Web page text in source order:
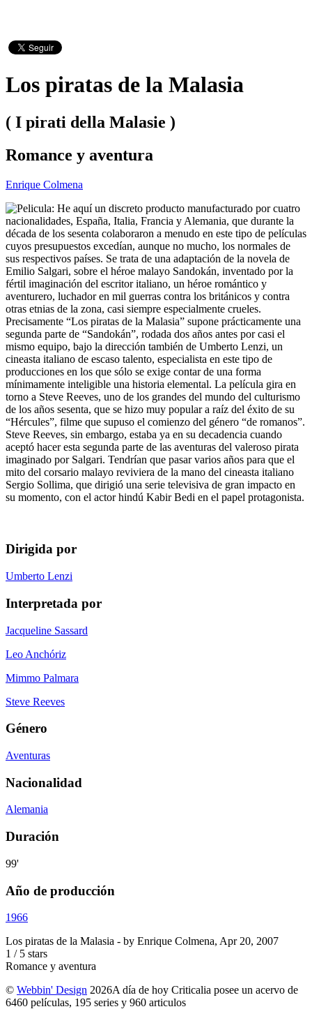
Los piratas de la Malasia
( I pirati della Malasie )
Romance y aventura
Enrique Colmena
He aquí un discreto producto manufacturado por cuatro
nacionalidades, España, Italia, Francia y Alemania, que durante la
década de los sesenta colaboraron a menudo en este tipo de películas
cuyos presupuestos excedían, aunque no mucho, los normales de
sus respectivos países. Se trata de una adaptación de la novela de
Emilio Salgari, sobre el héroe malayo Sandokán, inventado por la
fértil imaginación del escritor italiano, un héroe romántico y
aventurero, luchador en mil guerras contra los británicos y contra
otras etnias de la zona, casi siempre especialmente crueles.
Precisamente “Los piratas de la Malasia” supone prácticamente una
segunda parte de “Sandokán”, rodada dos años antes por casi el
mismo equipo, bajo la dirección también de Umberto Lenzi, un
cineasta italiano de escaso talento, especialista en este tipo de
producciones en los que sólo se exige contar de una forma
mínimamente inteligible una historia elemental. La película gira en
torno a Steve Reeves, uno de los grandes del mundo del culturismo
de los años sesenta, que se hizo muy popular a raíz del éxito de su
“Hércules”, filme que supuso el comienzo del género “de romanos”.
Steve Reeves, sin embargo, estaba ya en su decadencia cuando
aceptó hacer esta segunda parte de las aventuras del valeroso pirata
imaginado por Salgari. Tendrían que pasar varios años para que el
mito del corsario malayo reviviera de la mano del cineasta italiano
Sergio Sollima, que dirigió una serie televisiva de gran impacto en
su momento, con el actor hindú Kabir Bedi en el papel protagonista.
Dirigida por
Umberto Lenzi
Interpretada por
Jacqueline Sassard
Leo Anchóriz
Mimmo Palmara
Steve Reeves
Género
Aventuras
Nacionalidad
Alemania
Duración
99'
Año de producción
1966
Los piratas de la Malasia - by Enrique Colmena, Apr 20, 2007
1 / 5 stars
Romance y aventura
© Webbin' Design 2026A día de hoy Criticalia posee un acervo de
6460 películas, 195 series y 960 articulos